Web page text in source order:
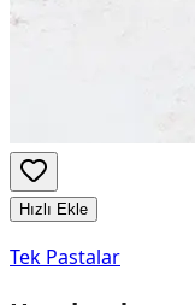
Hızlı Ekle
Tek Pastalar